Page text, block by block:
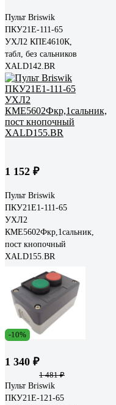
Пульт Briswik
ПКУ21Е-111-65
УХЛ2 КПЕ4610К,
табл, без сальников
XALD142.BR
1 152 ₽
Пульт Briswik
ПКУ21Е1-111-65
УХЛ2
КМЕ5602Фкр,1сальник,
пост кнопочный
XALD155.BR
-10%
1 340 ₽
1 481 ₽
Пульт Briswik
ПКУ21Е-121-65